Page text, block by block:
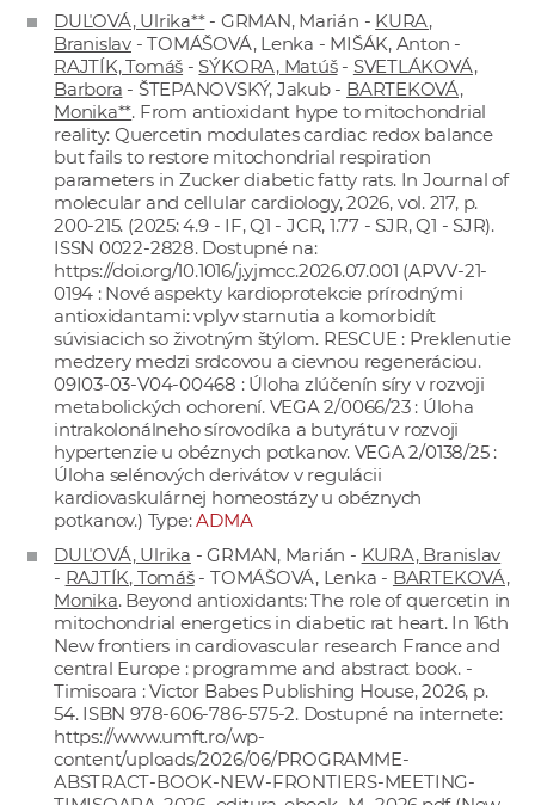
DUĽOVÁ, Ulrika**- GRMAN, Marián - KURA,
Branislav- TOMÁŠOVÁ, Lenka - MIŠÁK, Anton -
RAJTÍK, Tomáš - SÝKORA, Matúš- SVETLÁKOVÁ,
Barbora - ŠTEPANOVSKÝ, Jakub - BARTEKOVÁ,
Monika**. From antioxidant hype to mitochondrial
reality: Quercetin modulates cardiac redox balance
but fails to restore mitochondrial respiration
parameters in Zucker diabetic fatty rats. In Journal of
molecular and cellular cardiology, 2026, vol. 217, p.
200-215. (2025: 4.9 - IF, Q1 - JCR, 1.77 - SJR, Q1 - SJR).
ISSN 0022-2828. Dostupné na:
https://doi.org/10.1016/j.yjmcc.2026.07.001 (APVV-21-
0194 : Nové aspekty kardioprotekcie prírodnými
antioxidantami: vplyv starnutia a komorbidít
súvisiacich so životným štýlom. RESCUE : Preklenutie
medzery medzi srdcovou a cievnou regeneráciou.
09I03-03-V04-00468 : Úloha zlúčenín síry v rozvoji
metabolických ochorení. VEGA 2/0066/23 : Úloha
intrakolonálneho sírovodíka a butyrátu v rozvoji
hypertenzie u obéznych potkanov. VEGA 2/0138/25 :
Úloha selénových derivátov v regulácii
kardiovaskulárnej homeostázy u obéznych
potkanov.) Type:ADMA
DUĽOVÁ, Ulrika - GRMAN, Marián - KURA, Branislav
- RAJTÍK, Tomáš- TOMÁŠOVÁ, Lenka - BARTEKOVÁ,
Monika. Beyond antioxidants: The role of quercetin in
mitochondrial energetics in diabetic rat heart. In 16th
New frontiers in cardiovascular research France and
central Europe : programme and abstract book. -
Timisoara : Victor Babes Publishing House, 2026, p.
54. ISBN 978-606-786-575-2. Dostupné na internete:
https://www.umft.ro/wp-
content/uploads/2026/06/PROGRAMME-
ABSTRACT-BOOK-NEW-FRONTIERS-MEETING-